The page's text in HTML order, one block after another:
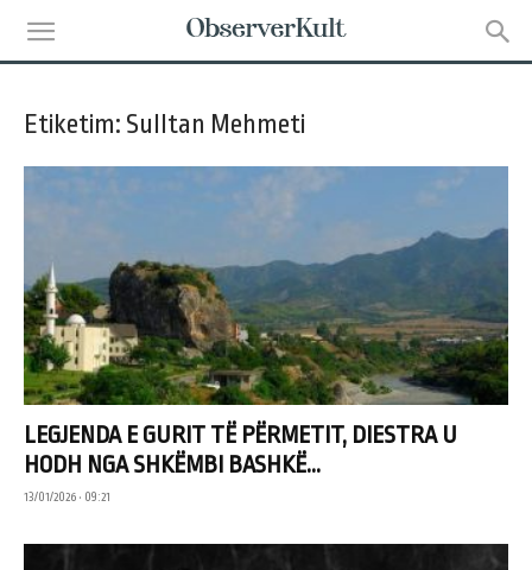
Etiketim: Sulltan Mehmeti
LEGJENDA E GURIT TË PËRMETIT, DIESTRA U
HODH NGA SHKËMBI BASHKË...
13/01/2026 • 09:21